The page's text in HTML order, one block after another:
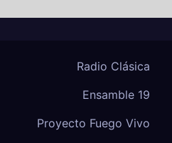
Radio Clásica
Ensamble 19
Proyecto Fuego Vivo